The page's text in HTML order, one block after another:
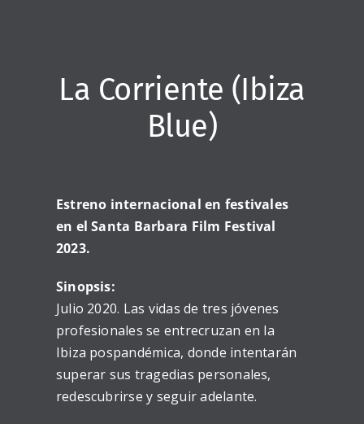
La Corriente (Ibiza
Blue)
Estreno internacional en festivales
en el Santa Barbara Film Festival
2023.
Sinopsis:
Julio 2020. Las vidas de tres jóvenes
profesionales se entrecruzan en la
Ibiza pospandémica, donde intentarán
superar sus tragedias personales,
redescubrirse y seguir adelante.